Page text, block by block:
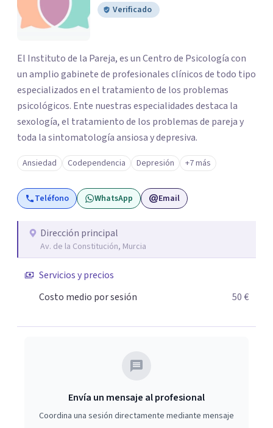
Verificado
El Instituto de la Pareja, es un Centro de Psicología con
un amplio gabinete de profesionales clínicos de todo tipo
especializados en el tratamiento de los problemas
psicológicos. Ente nuestras especialidades destaca la
sexología, el tratamiento de los problemas de pareja y
toda la sintomatología ansiosa y depresiva.
Ansiedad Codependencia Depresión +7 más
Teléfono WhatsApp Email
Dirección principal
Av. de la Constitución, Murcia
Servicios y precios
Costo medio por sesión
50 €
Envía un mensaje al profesional
Coordina una sesión directamente mediante mensaje